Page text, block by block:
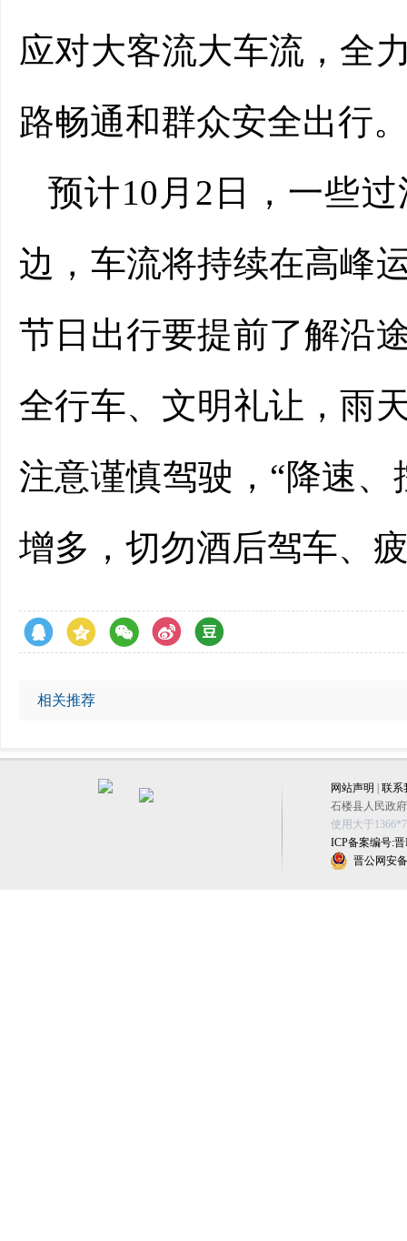
应对大客流大车流，全
路畅通和群众安全出行
预计10月2日，一些
边，车流将持续在高峰
节日出行要提前了解沿
全行车、文明礼让，雨
注意谨慎驾驶，“降速
增多，切勿酒后驾车、
相关推荐
网站声明
联系
石楼县人民政
使用大于
ICP备案编号:晋
晋公网安